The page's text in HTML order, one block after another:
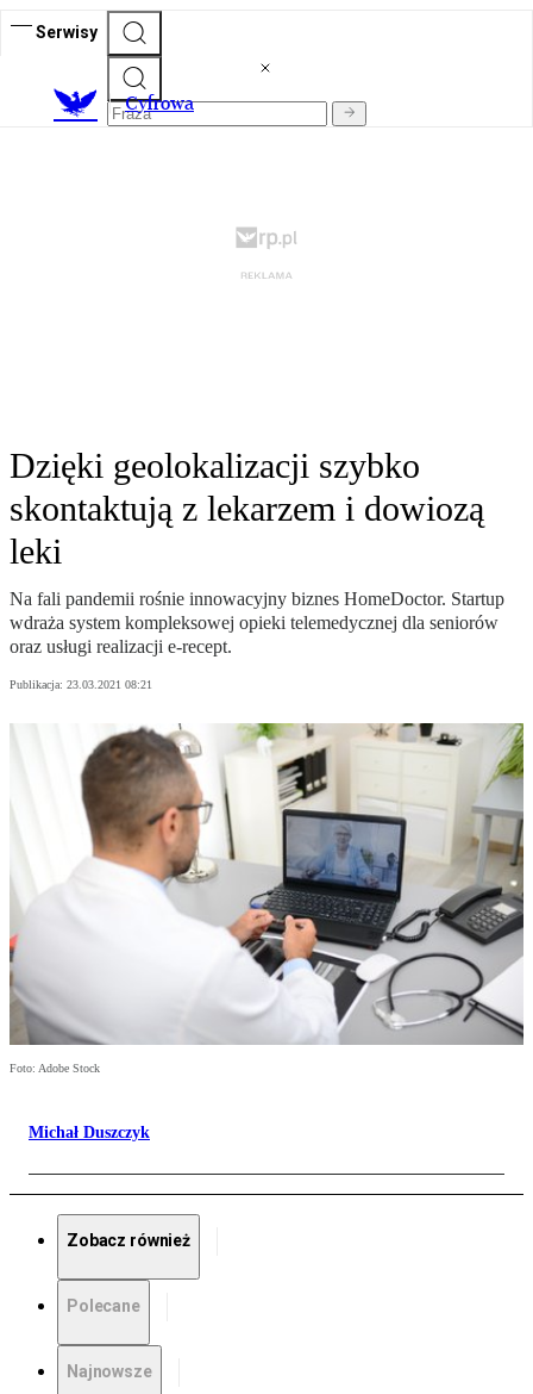
Serwisy
Cyfrowa
Dzięki geolokalizacji szybko
skontaktują z lekarzem i dowiozą
leki
Na fali pandemii rośnie innowacyjny biznes HomeDoctor. Startup
wdraża system kompleksowej opieki telemedycznej dla seniorów
oraz usługi realizacji e-recept.
Publikacja: 23.03.2021 08:21
Foto: Adobe Stock
Michał Duszczyk
Zobacz również
Polecane
Najnowsze